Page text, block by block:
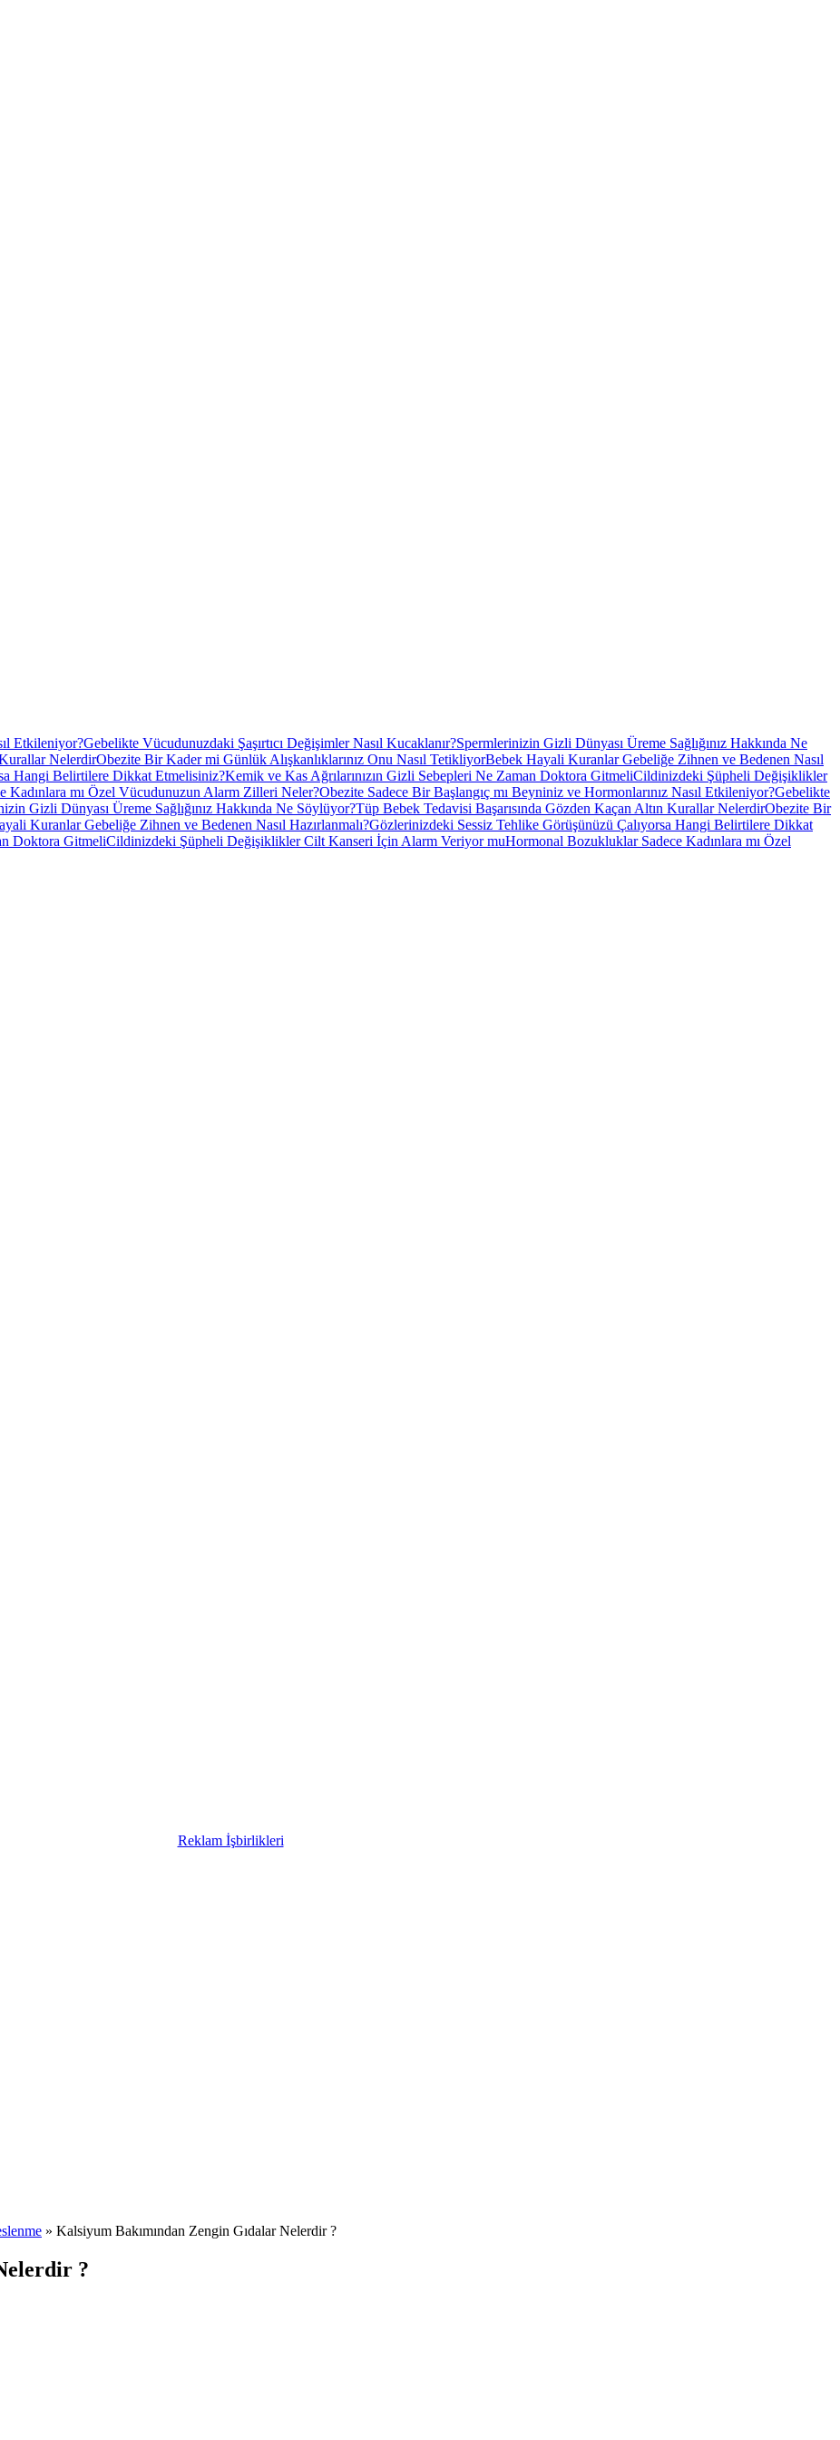
Etkileniyor?Gebelikte Vücudunuzdaki Şaşırtıcı Değişimler Nasıl Kucaklanır?Spermlerinizin Gizli Dünyası Üreme Sağlığınız Hakkında Ne
NelerdirObezite Bir Kader mi Günlük Alışkanlıklarınız Onu Nasıl TetikliyorBebek Hayali Kuranlar Gebeliğe Zihnen ve Bedenen Nasıl
Hangi Belirtilere Dikkat Etmelisiniz?Kemik ve Kas Ağrılarınızın Gizli Sebepleri Ne Zaman Doktora GitmeliCildinizdeki Şüpheli Değişiklikler
Kadınlara mı Özel Vücudunuzun Alarm Zilleri Neler?Obezite Sadece Bir Başlangıç mı Beyniniz ve Hormonlarınız Nasıl Etkileniyor?Gebelikte
Gizli Dünyası Üreme Sağlığınız Hakkında Ne Söylüyor?Tüp Bebek Tedavisi Başarısında Gözden Kaçan Altın Kurallar NelerdirObezite Bir
Kuranlar Gebeliğe Zihnen ve Bedenen Nasıl Hazırlanmalı?Gözlerinizdeki Sessiz Tehlike Görüşünüzü Çalıyorsa Hangi Belirtilere Dikkat
Doktora GitmeliCildinizdeki Şüpheli Değişiklikler Cilt Kanseri İçin Alarm Veriyor muHormonal Bozukluklar Sadece Kadınlara mı Özel
Reklam İşbirlikleri
» Kalsiyum Bakımından Zengin Gıdalar Nelerdir ?
?